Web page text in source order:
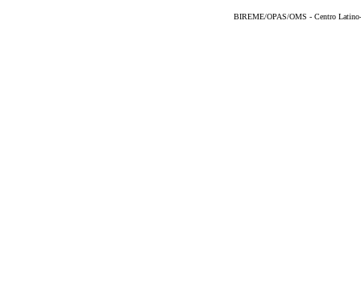
BIREME/OPAS/OMS - Centro Latino-